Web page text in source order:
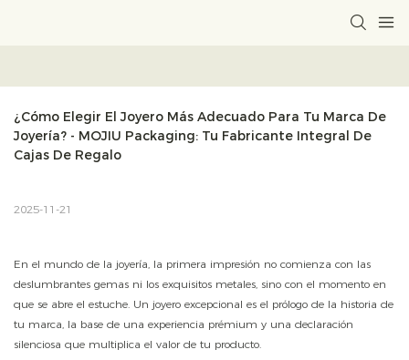
¿Cómo Elegir El Joyero Más Adecuado Para Tu Marca De
Joyería? - MOJIU Packaging: Tu Fabricante Integral De
Cajas De Regalo
2025-11-21
En el mundo de la joyería, la primera impresión no comienza con las
deslumbrantes gemas ni los exquisitos metales, sino con el momento en
que se abre el estuche. Un joyero excepcional es el prólogo de la historia de
tu marca, la base de una experiencia prémium y una declaración
silenciosa que multiplica el valor de tu producto.